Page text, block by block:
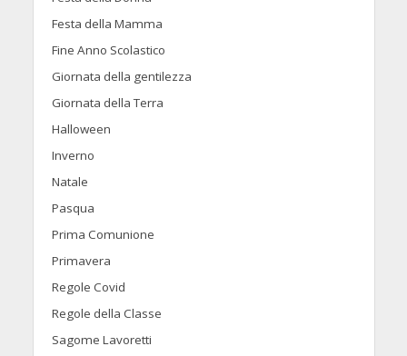
Festa della Mamma
Fine Anno Scolastico
Giornata della gentilezza
Giornata della Terra
Halloween
Inverno
Natale
Pasqua
Prima Comunione
Primavera
Regole Covid
Regole della Classe
Sagome Lavoretti